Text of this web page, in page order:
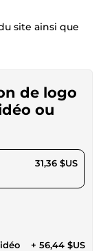
site ainsi que
de logo
ou
31,36 $US
+ 56,44 $US